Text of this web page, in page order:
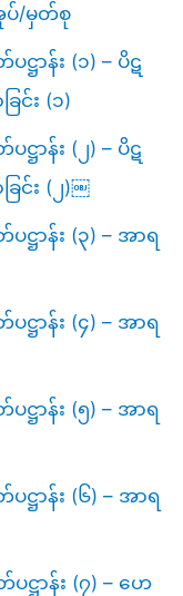
ပ်/မှတ်စု
ဌာန်း (၁) – ပိဋ
င်း (၁)
ဌာန်း (၂) – ပိဋ
ြင်း (၂)￼
ဋ္ဌာန်း (၃) – အာရ
ဋ္ဌာန်း (၄) – အာရ
ဋ္ဌာန်း (၅) – အာရ
ဋ္ဌာန်း (၆) – အာရ
ဋ္ဌာန်း (၇) – ဟေ